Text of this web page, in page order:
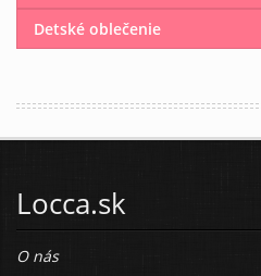
Detské oblečenie
Locca.sk
O nás